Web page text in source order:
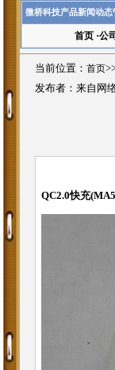
微桥科技产品新闻动
首页·公
当前位置： 首页
发布者：来自网
QC2.0快充